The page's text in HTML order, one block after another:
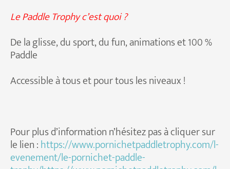
Le Paddle Trophy c’est quoi ?
De la glisse, du sport, du fun, animations et 100 %
Paddle
Accessible à tous et pour tous les niveaux !
Pour plus d’information n’hésitez pas à cliquer sur
le lien :https://www.pornichetpaddletrophy.com/l-
evenement/le-pornichet-paddle-